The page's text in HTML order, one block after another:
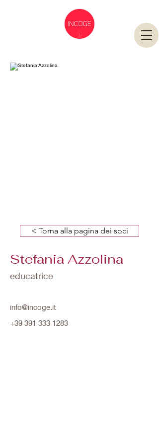
< Torna alla pagina dei soci
Stefania Azzolina
educatrice
info@incoge.it
+39 391 333 1283